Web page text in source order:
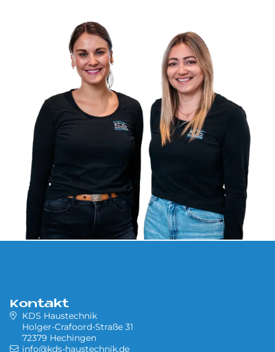
Kontakt
KDS Haustechnik
Holger-Crafoord-Straße 31
72379 Hechingen
info@kds-haustechnik.de